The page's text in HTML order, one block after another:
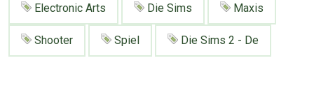
Electronic Arts Die Sims Maxis
Shooter Spiel Die Sims 2 - De